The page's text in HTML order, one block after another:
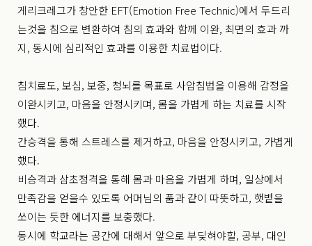
게리크레그가 창안한 EFT(Emotion Free Technic)에서 두드리
는것을 침으로 변환하여 침의 효과와 함께 이완, 최면의 효과 까
지, 동시에 심리적인 효과를 이용한 치료법이다.
침치료도, 보심, 보중, 청뇌를 목표로 사암침법을 이용해 감정을
이완시키고, 마음을 안정시키며, 몸을 가볍게 하는 치료를 시작
했다.
간승격을 통해 스트레스를 제거하고, 마음을 안정시키고, 가볍게
했다.
비승격과 삼초정격을 통해 몸과 마음을 가볍게 하며, 일상에서
만족감을 얻을수 있도록 어머님의 품과 같이 따뜻하고, 햇볕을
쏘이는 듯한 에너지를 보충했다.
동시에 학교라는 공간에 대해서 앞으로 부딪혀야할, 공부, 대인